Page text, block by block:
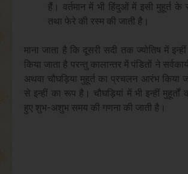
हैं। वर्तमान में भी हिंदुओं में इसी मुहूर्त के
तथा फेरे की रस्म की जाती है।
माना जाता है कि दूसरी सदी तक ज्योतिष में इन्हीं
किया जाता है परन्तु कालान्तर में पंडितों ने
अथवा चौघड़िया मुहूर्त का प्रचलन आरंभ किया
से इन्हीं का रूप है। चौघड़ियां में भी इन्हीं
हुए शुभ-अशुभ समय की गणना की जाती है।